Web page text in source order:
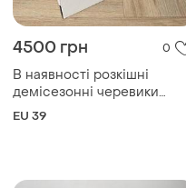
4500 грн 0
В наявності розкішні
демісезонні черевики
замш шоколад+ норка 39р
EU 39